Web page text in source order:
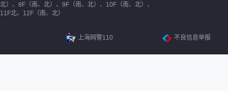
北）、8F（南、北）、9F（南、北）、10F（南、北）、
11F北、12F（南、北）
上海网警110 不良信息举报